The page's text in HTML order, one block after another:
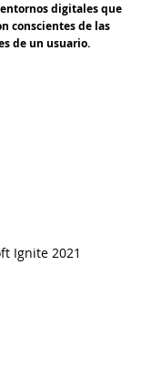
digitales que
conscientes de las
de un usuario.
Ignite 2021